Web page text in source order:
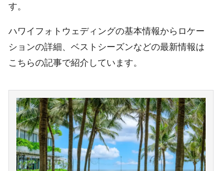
す。
ハワイフォトウェディングの基本情報からロケー
ションの詳細、ベストシーズンなどの最新情報は
こちらの記事で紹介しています。